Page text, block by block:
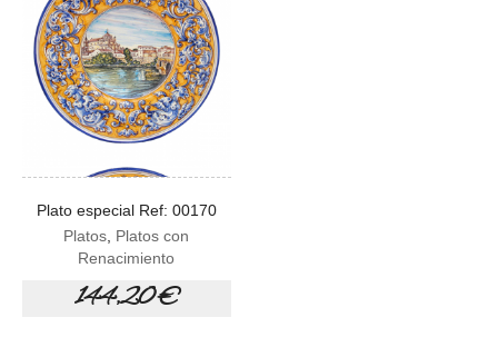
Plato especial Ref: 00170
Platos, Platos con
Renacimiento
144,20 €